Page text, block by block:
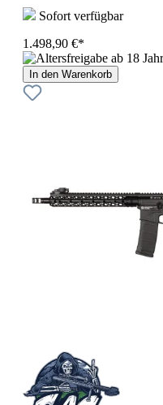
Sofort verfügbar
1.498,90 €*
In den Warenkorb